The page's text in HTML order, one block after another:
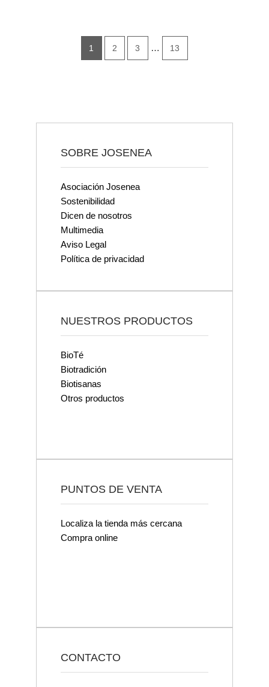
1 2 3 … 13
SOBRE JOSENEA
Asociación Josenea
Sostenibilidad
Dicen de nosotros
Multimedia
Aviso Legal
Política de privacidad
NUESTROS PRODUCTOS
BioTé
Biotradición
Biotisanas
Otros productos
PUNTOS DE VENTA
Localiza la tienda más cercana
Compra online
CONTACTO